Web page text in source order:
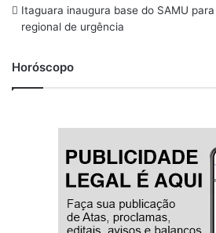
Itaguara inaugura base do SAMU
regional de urgência
Horóscopo